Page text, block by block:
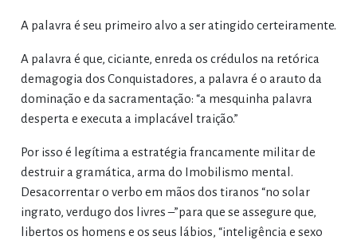
A palavra é seu primeiro alvo a ser atingido certeiramente.
A palavra é que, ciciante, enreda os crédulos na retórica
demagogia dos Conquistadores, a palavra é o arauto da
dominação e da sacramentação: “a mesquinha palavra
desperta e executa a implacável traição.”
Por isso é legítima a estratégia francamente militar de
destruir a gramática, arma do Imobilismo mental.
Desacorrentar o verbo em mãos dos tiranos “no solar
ingrato, verdugo dos livres –”para que se assegure que,
libertos os homens e os seus lábios, “inteligência e sexo